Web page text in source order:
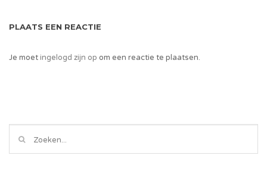
PLAATS EEN REACTIE
Je moetingelogd zijn op om een reactie te plaatsen.